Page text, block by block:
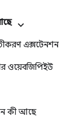
এক্সটেনশন
ওয়েবজিপিইউ
কী আছে